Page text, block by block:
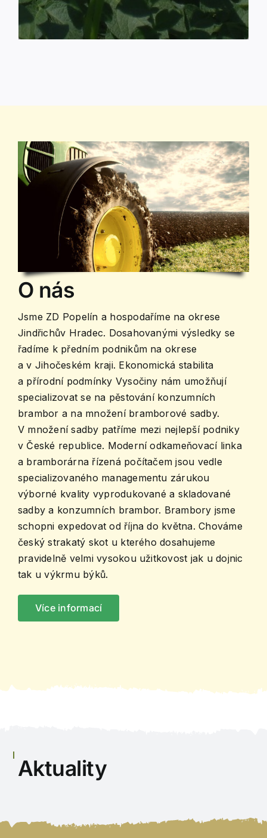
O nás
Jsme ZD Popelín a hospodaříme na okrese
Jindřichův Hradec. Dosahovanými výsledky se
řadíme k předním podnikům na okrese
a v Jihočeském kraji. Ekonomická stabilita
a přírodní podmínky Vysočiny nám umožňují
specializovat se na pěstování konzumních
brambor a na množení bramborové sadby.
V množení sadby patříme mezi nejlepší podniky
v České republice. Moderní odkameňovací linka
a bramborárna řízená počítačem jsou vedle
specializovaného managementu zárukou
výborné kvality vyprodukované a skladované
sadby a konzumních brambor. Brambory jsme
schopni expedovat od října do května. Chováme
český strakatý skot u kterého dosahujeme
pravidelně velmi vysokou užitkovost jak u dojnic
tak u výkrmu býků.
Více informací
Aktuality